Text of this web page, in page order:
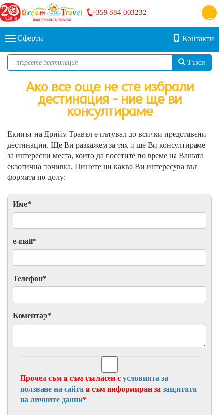
+359 884 003232
Оферти Контакти
Търси
Ако все още не сте избрали
дестинация - ние ще ви
консултираме
Екипът на Дрийм Травъл е пътувал до всички представени
дестинации. Ще Ви разкажем за тях и ще Ви консултираме
за интересни места, които да посетите по време на Вашата
екзотична почивка. Пишете ни какво Ви интересува във
формата по-долу:
Име*
e-mail*
Телефон*
Коментар*
Прочел съм и съм съгласен с условията за
ползване на сайта и съм информиран за защитата
на личните данни*